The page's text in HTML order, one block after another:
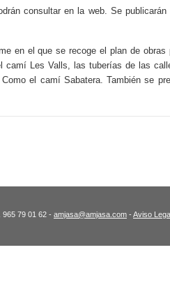
consultar en la web. Se
en el que se recoge el plan de
Les Valls, las tuberías de las
el camí Sabatera. También se
965 79 01 62 - amjasa@amjasa.com - Aviso